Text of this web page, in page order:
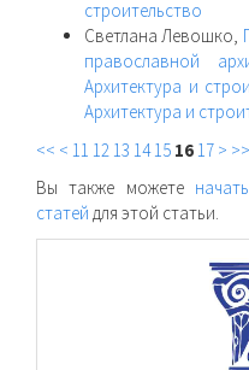
строительство
Светлана Левошко,
православной
Архитектура и
Архитектура и
<< < 11 12 13 14 15 16 17 > >>
Вы также можете
статей для этой статьи.